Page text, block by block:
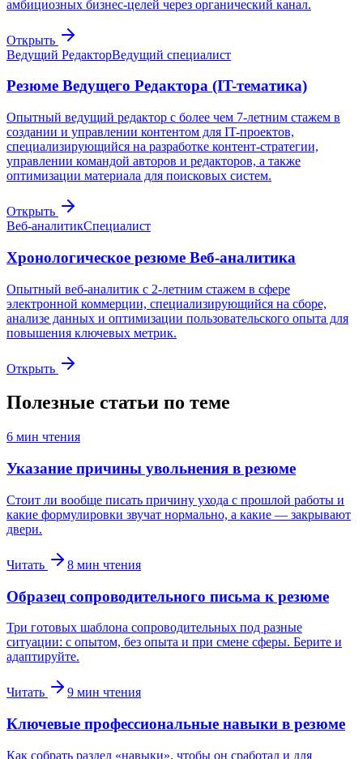
амбициозных бизнес-целей через органический канал.
Открыть
Ведущий РедакторВедущий специалист
Резюме Ведущего Редактора (IT-тематика)
Опытный ведущий редактор с более чем 7-летним стажем в
создании и управлении контентом для IT-проектов,
специализирующийся на разработке контент-стратегии,
управлении командой авторов и редакторов, а также
оптимизации материала для поисковых систем.
Открыть
Веб-аналитикСпециалист
Хронологическое резюме Веб-аналитика
Опытный веб-аналитик с 2-летним стажем в сфере
электронной коммерции, специализирующийся на сборе,
анализе данных и оптимизации пользовательского опыта для
повышения ключевых метрик.
Открыть
Полезные статьи по теме
6 мин чтения
Указание причины увольнения в резюме
Стоит ли вообще писать причину ухода с прошлой работы и
какие формулировки звучат нормально, а какие — закрывают
двери.
Читать 8 мин чтения
Образец сопроводительного письма к резюме
Три готовых шаблона сопроводительных под разные
ситуации: с опытом, без опыта и при смене сферы. Берите и
адаптируйте.
Читать 9 мин чтения
Ключевые профессиональные навыки в резюме
Как собрать раздел «навыки», чтобы он сработал и для